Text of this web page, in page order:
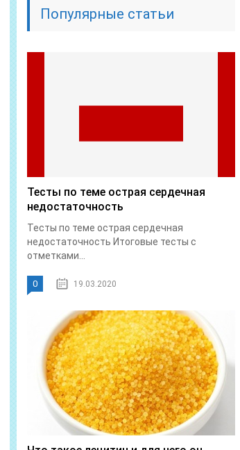
Популярные статьи
Тесты по теме острая сердечная
недостаточность
Тесты по теме острая сердечная
недостаточность Итоговые тесты с
отметками...
0 19.03.2020